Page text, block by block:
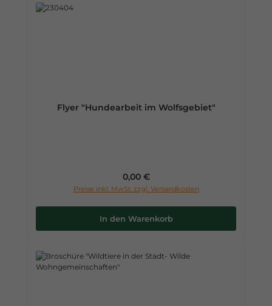
Flyer "Hundearbeit im Wolfsgebiet"
Regulärer Preis:
0,00 €
Preise inkl. MwSt. zzgl. Versandkosten
In den Warenkorb